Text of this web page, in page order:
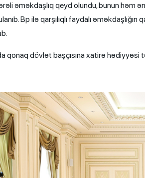
əməkdaşlıq qeyd olundu, bunun həm
Bp ilə qarşılıqlı faydalı
qonaq dövlət başçısına xatirə hədiyyəsi